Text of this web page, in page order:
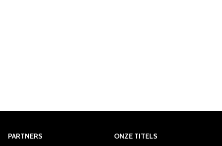
PARTNERS
ONZE TITELS